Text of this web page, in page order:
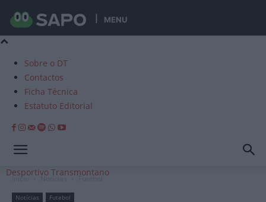
MENU
Sobre o DT
Contactos
Ficha Técnica
Estatuto Editorial
Desportivo Transmontano
Início Notícias Futebol
Notícias Futebol